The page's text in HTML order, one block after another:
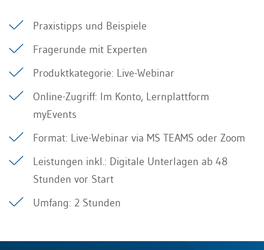
Praxistipps und Beispiele
Fragerunde mit Experten
Produktkategorie: Live-Webinar
Online-Zugriff: Im Konto, Lernplattform
myEvents
Format: Live-Webinar via MS TEAMS oder Zoom
Leistungen inkl.: Digitale Unterlagen ab 48
Stunden vor Start
Umfang: 2 Stunden